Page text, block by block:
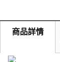
商品詳情